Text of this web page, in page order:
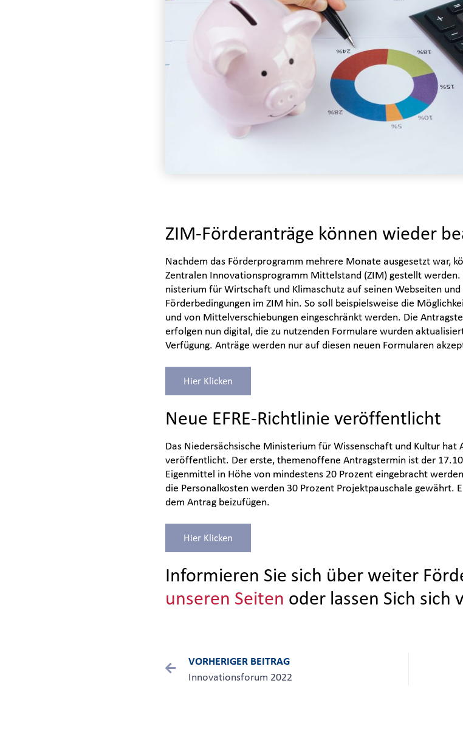
ZIM-Förderanträge können wieder
Nachdem das Förderprogramm mehrere Monate ausgesetzt war,
Zentralen Innovationsprogramm Mittelstand (ZIM) gestellt
nisterium für Wirtschaft und Klimaschutz auf seinen Webseiten
Förderbedingungen im ZIM hin. So soll beispielsweise die
und von Mittelverschiebungen eingeschränkt werden. Die
erfolgen nun digital, die zu nutzenden Formulare wurden
Verfügung. Anträge werden nur auf diesen neuen Formularen
Hier Klicken
Neue EFRE-Richtlinie veröffentlicht
Das Niedersächsische Ministerium für Wissenschaft und Kultur hat
veröffentlicht. Der erste, themenoffene Antragstermin ist der
Eigenmittel in Höhe von mindestens 20 Prozent eingebracht
die Personalkosten werden 30 Prozent Projektpauschale gewährt.
dem Antrag beizufügen.
Hier Klicken
Informieren Sie sich über weiter
unseren Seiten oder lassen Sich sich
VORHERIGER BEITRAG
Innovationsforum 2022